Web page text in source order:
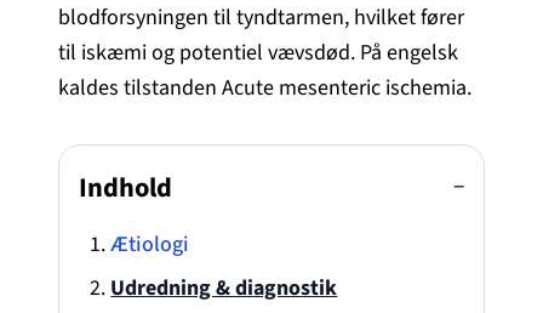
blodforsyningen til tyndtarmen, hvilket fører
til iskæmi og potentiel vævsdød. På engelsk
kaldes tilstanden Acute mesenteric ischemia.
Indhold −
Ætiologi
Udredning & diagnostik